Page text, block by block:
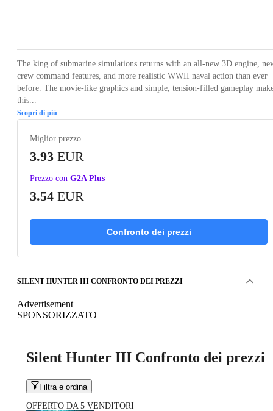
The king of submarine simulations returns with an all-new 3D engine,
crew command features, and more realistic WWII naval action than ever
before. The movie-like graphics and simple, tension-filled gameplay
this...
Scopri di più
Miglior prezzo
3.93 EUR
Prezzo con G2A Plus
3.54 EUR
Confronto dei prezzi
SILENT HUNTER III CONFRONTO DEI PREZZI
Advertisement
SPONSORIZZATO
Silent Hunter III Confronto dei prezzi
Filtra e ordina
OFFERTO DA 5 VENDITORI